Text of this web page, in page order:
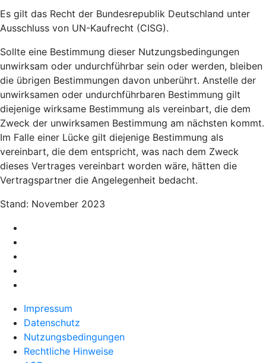
Es gilt das Recht der Bundesrepublik Deutschland unter
Ausschluss von UN-Kaufrecht (CISG).
Sollte eine Bestimmung dieser Nutzungsbedingungen
unwirksam oder undurchführbar sein oder werden, bleiben
die übrigen Bestimmungen davon unberührt. Anstelle der
unwirksamen oder undurchführbaren Bestimmung gilt
diejenige wirksame Bestimmung als vereinbart, die dem
Zweck der unwirksamen Bestimmung am nächsten kommt.
Im Falle einer Lücke gilt diejenige Bestimmung als
vereinbart, die dem entspricht, was nach dem Zweck
dieses Vertrages vereinbart worden wäre, hätten die
Vertragspartner die Angelegenheit bedacht.
Stand: November 2023
Impressum
Datenschutz
Nutzungsbedingungen
Rechtliche Hinweise